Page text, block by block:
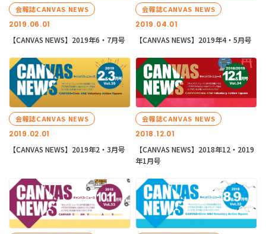
2019.06.01
会報誌CANVAS NEWS
【CANVAS NEWS】2019年6・7月号
2019.04.01
会報誌CANVAS NEWS
【CANVAS NEWS】2019年4・5月号
2019.02.01
会報誌CANVAS NEWS
【CANVAS NEWS】2019年2・3月号
2018.12.01
会報誌CANVAS NEWS
【CANVAS NEWS】2018年12・2019
年1月号